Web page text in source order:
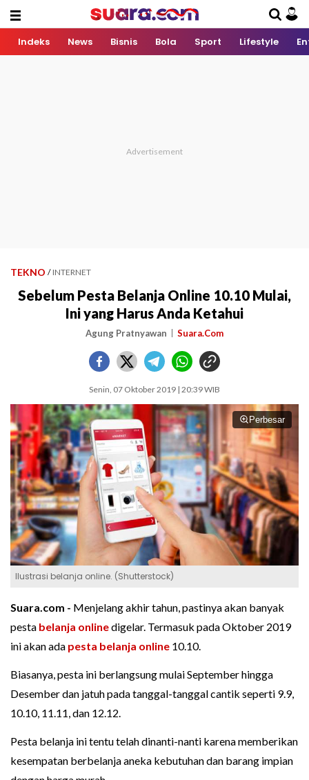
Indeks News Bisnis Bola Sport Lifestyle
TEKNO / INTERNET
Sebelum Pesta Belanja Online 10.10 Mulai,
Ini yang Harus Anda Ketahui
Agung Pratnyawan Suara.Com
Senin, 07 Oktober 2019 | 20:39 WIB
Perbesar
Ilustrasi belanja online. (Shutterstock)
Suara.com - Menjelang akhir tahun, pastinya akan banyak
pesta belanja onlinedigelar. Termasuk pada Oktober 2019
ini akan ada pesta belanja online 10.10.
Biasanya, pesta ini berlangsung mulai September hingga
Desember dan jatuh pada tanggal-tanggal cantik seperti 9.9,
10.10, 11.11, dan 12.12.
Pesta belanja ini tentu telah dinanti-nanti karena memberikan
kesempatan berbelanja aneka kebutuhan dan barang impian